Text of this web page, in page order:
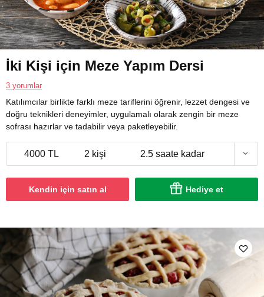
İki Kişi için Meze Yapım Dersi
3 yorumlar
Katılımcılar birlikte farklı meze tariflerini öğrenir, lezzet dengesi ve
doğru teknikleri deneyimler, uygulamalı olarak zengin bir meze
sofrası hazırlar ve tadabilir veya paketleyebilir.
4000 TL 2 kişi 2.5 saate kadar
Kendin için satın al Hediye et